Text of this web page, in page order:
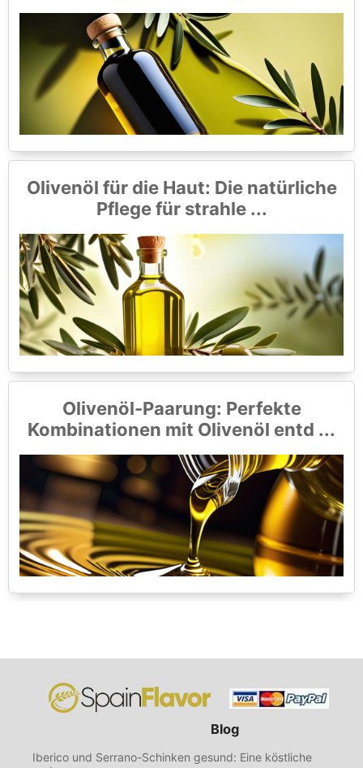
Olivenöl für die Haut: Die natürliche
Pflege für strahle ...
Olivenöl-Paarung: Perfekte
Kombinationen mit Olivenöl entd ...
Blog
Iberico und Serrano-Schinken gesund: Eine köstliche